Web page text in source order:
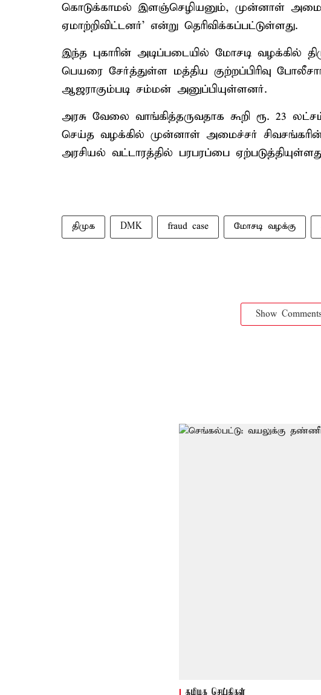
கொடுக்காமல் இளஞ்செழியனும், முன்னாள்
ஏமாற்றிவிட்டனர்’ என்று தெரிவிக்கப்பட்டுள்ளது.
இந்த புகாரின் அடிப்படையில் மோசடி வழக்கில்
பெயரை சேர்த்துள்ள மத்திய குற்றப்பிரிவு
ஆஜராகும்படி சம்மன் அனுப்பியுள்ளனர்.
அரசு வேலை வாங்கித்தருவதாக கூறி ரூ. 23
செய்த வழக்கில் முன்னாள் அமைச்சர்
அரசியல் வட்டாரத்தில் பரபரப்பை
திமுக DMK fraud case மோசடி வழக்கு
Show
தமிழக செய்திகள்